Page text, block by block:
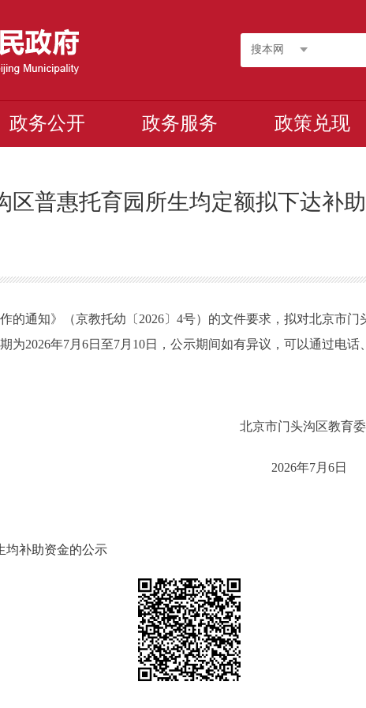
搜本网
政务公开 政务服务 政策兑现
区普惠托育园所生均定额拟下达补
的通知》（京教托幼〔2026〕4号）的文件要求，拟对北京市门
为2026年7月6日至7月10日，公示期间如有异议，可以通过电
沟区教育委员
7月6日
均补助资金的公示